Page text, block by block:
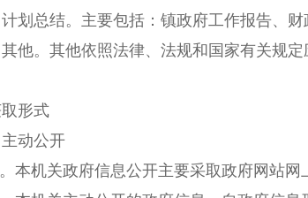
总结。主要包括：镇政府工作报告、财
。其他依照法律、法规和国家有关规定
形式
动公开
本机关政府信息公开主要采取政府网站网